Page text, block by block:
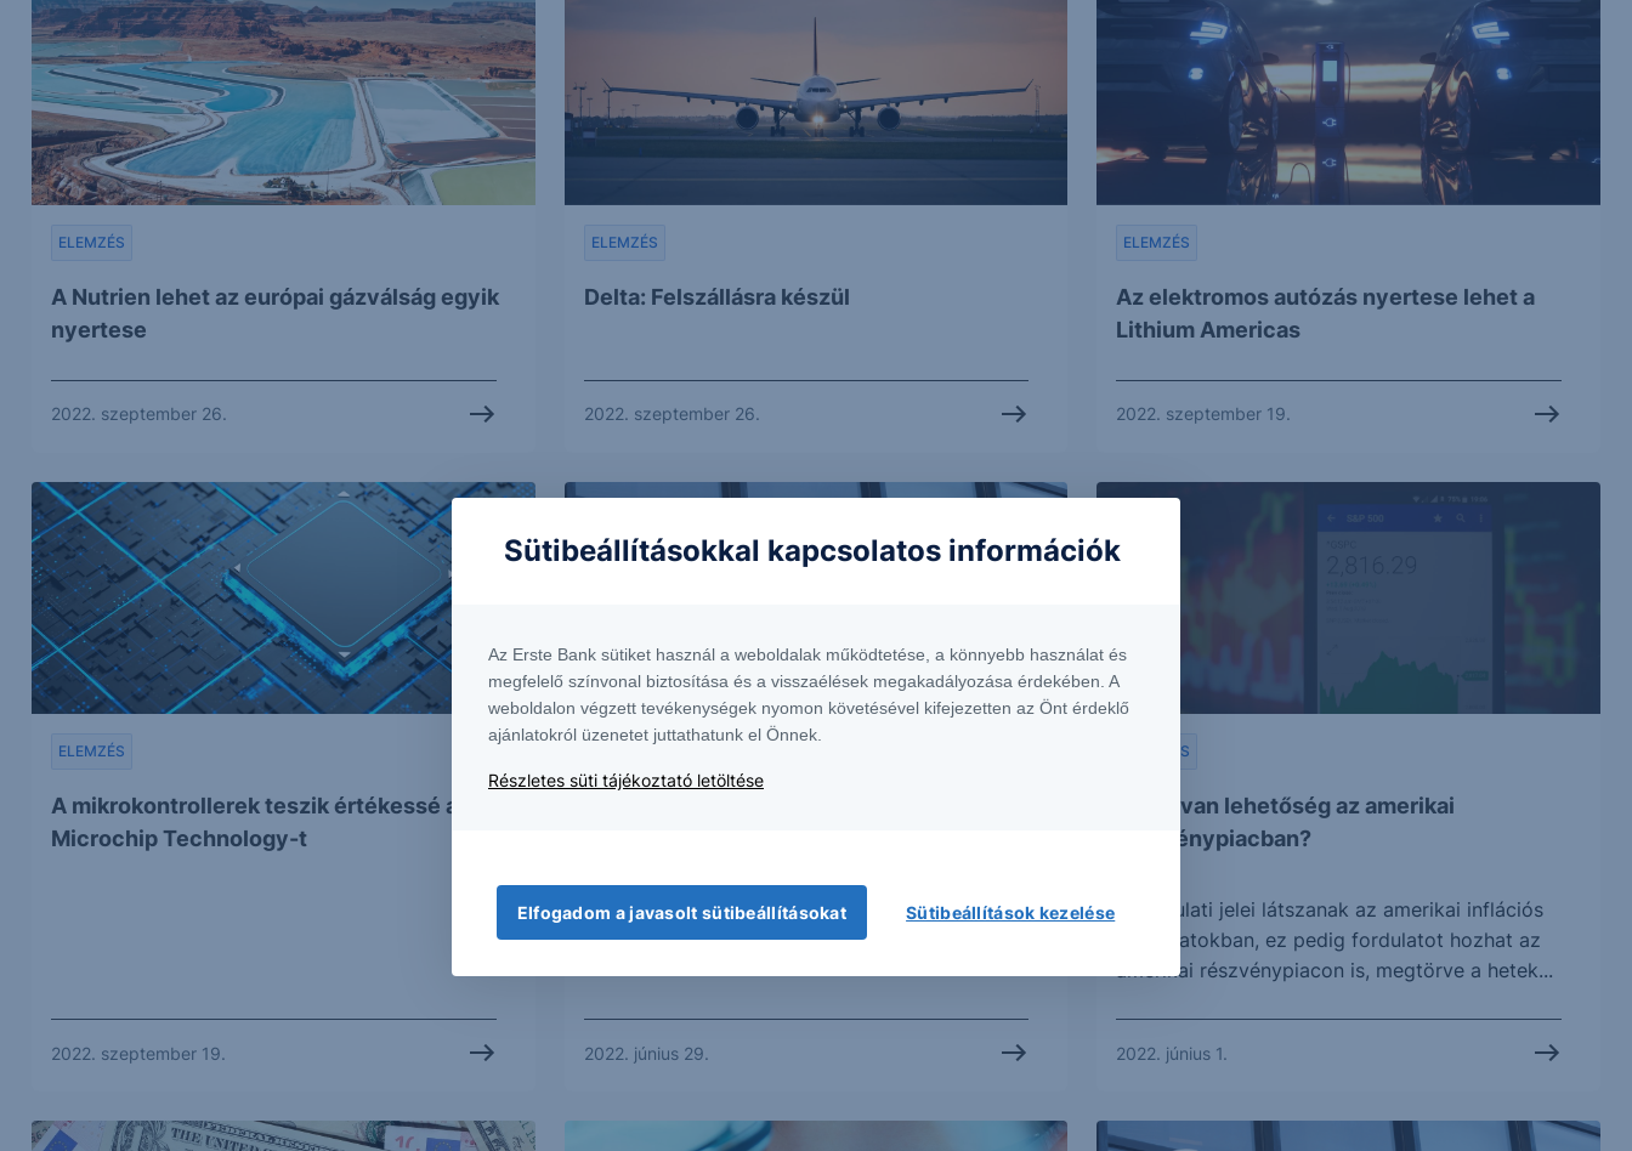
A Nutrien lehet az európai gázválság egyik
nyertese
ELEMZÉS
2022. szeptember 26.
Delta: Felszállásra készül
ELEMZÉS
2022. szeptember 26.
Az elektromos autózás nyertese lehet a
Lithium Americas
ELEMZÉS
2022. szeptember 19.
A mikrokontrollerek teszik értékessé a
Microchip Technology-t
ELEMZÉS
2022. szeptember 19.
változott a világ. Az akkori 19.590 forint...
2022. június 29.
Ismét van lehetőség az amerikai
részvénypiacban?
ELEMZÉS
A fordulati jelei látszanak az amerikai inflációs
folyamatokban, ez pedig fordulatot hozhat az
amerikai részvénypiacon is, megtörve a hetek...
2022. június 1.
Sütibeállításokkal kapcsolatos információk
Az Erste Bank sütiket használ a weboldalak működtetése, a könnyebb használat és
megfelelő színvonal biztosítása és a visszaélések megakadályozása érdekében. A
weboldalon végzett tevékenységek nyomon követésével kifejezetten az Önt érdeklő
ajánlatokról üzenetet juttathatunk el Önnek.
Részletes süti tájékoztató letöltése
Elfogadom a javasolt sütibeállításokat Sütibeállítások kezelése